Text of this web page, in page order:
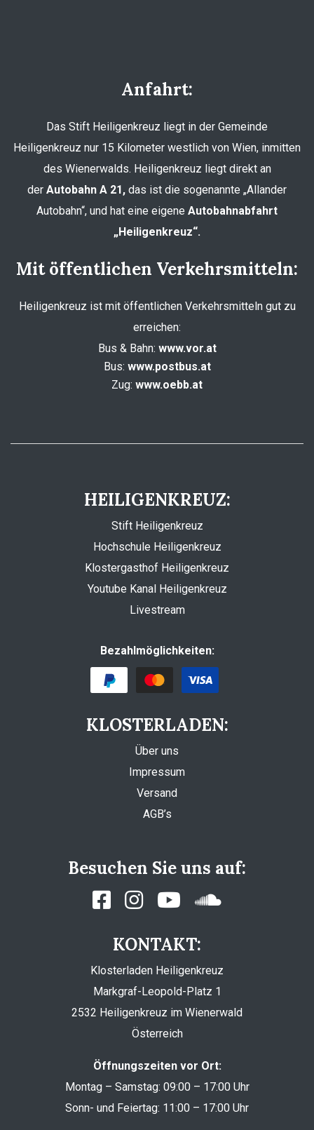
Anfahrt:
Das Stift Heiligenkreuz liegt in der Gemeinde
Heiligenkreuz nur 15 Kilometer westlich von Wien, inmitten
des Wienerwalds. Heiligenkreuz liegt direkt an
der Autobahn A 21, das ist die sogenannte „Allander
Autobahn“, und hat eine eigene Autobahnabfahrt
„Heiligenkreuz“.
Mit öffentlichen Verkehrsmitteln:
Heiligenkreuz ist mit öffentlichen Verkehrsmitteln gut zu
erreichen:
Bus & Bahn: www.vor.at
Bus: www.postbus.at
Zug: www.oebb.at
HEILIGENKREUZ:
Stift Heiligenkreuz
Hochschule Heiligenkreuz
Klostergasthof Heiligenkreuz
Youtube Kanal Heiligenkreuz
Livestream
Bezahlmöglichkeiten:
KLOSTERLADEN:
Über uns
Impressum
Versand
AGB’s
Besuchen Sie uns auf:
KONTAKT:
Klosterladen Heiligenkreuz
Markgraf-Leopold-Platz 1
2532 Heiligenkreuz im Wienerwald
Österreich
Öffnungszeiten vor Ort:
Montag – Samstag: 09:00 – 17:00 Uhr
Sonn- und Feiertag: 11:00 – 17:00 Uhr